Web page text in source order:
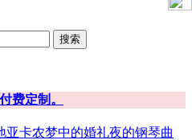
搜索
费定制。
亚卡农梦中的婚礼夜的钢琴曲